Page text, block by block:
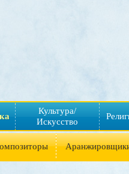
Культура/
Искусство